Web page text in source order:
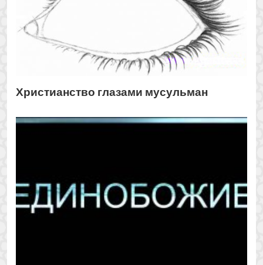
Нарушающего Единобожие в
Почему небесные писания похожи? К чему
призывали пророки? ...